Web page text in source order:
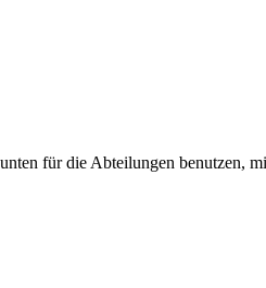
für die Abteilungen benutzen,